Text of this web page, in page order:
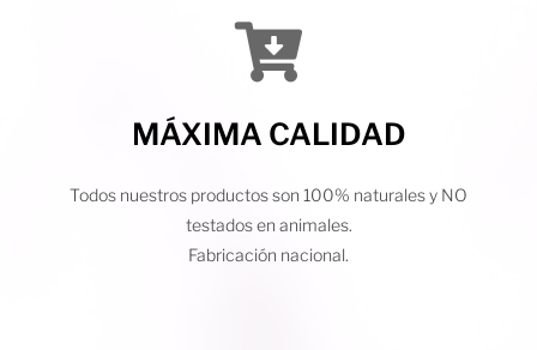
MÁXIMA CALIDAD
Todos nuestros productos son 100% naturales y NO
testados en animales.
Fabricación nacional.